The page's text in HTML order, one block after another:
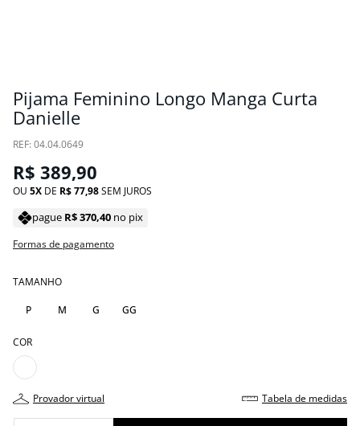
Pijama Feminino Longo Manga Curta
Danielle
: 04.04.0649
R$ 389,90
OU 5 DE R$77,98SEM JUROS
pague R$370,40 no pix
Formas de pagamento
TAMANHO
P M G GG
COR
provador virtual tabela de medidas